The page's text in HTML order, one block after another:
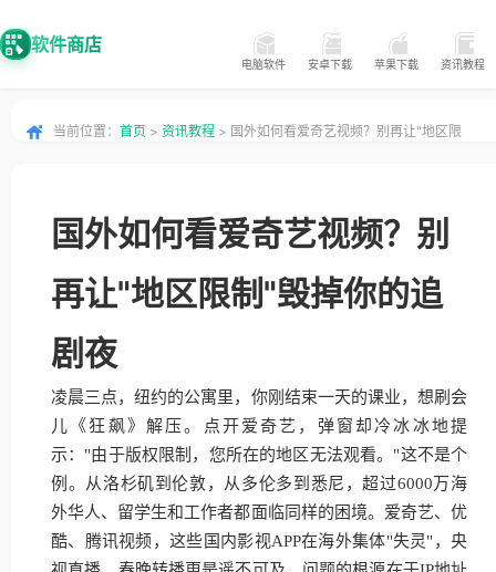
软件商店
电脑软件 安卓下载 苹果下载 资讯教程
当前位置： 首页 > 资讯教程 > 国外如何看爱奇艺视频？别再让"地区限
国外如何看爱奇艺视频？别
再让"地区限制"毁掉你的追
剧夜
凌晨三点，纽约的公寓里，你刚结束一天的课业，想刷会
儿《狂飙》解压。点开爱奇艺，弹窗却冷冰冰地提
示："由于版权限制，您所在的地区无法观看。"这不是个
例。从洛杉矶到伦敦，从多伦多到悉尼，超过6000万海
外华人、留学生和工作者都面临同样的困境。爱奇艺、优
酷、腾讯视频，这些国内影视APP在海外集体"失灵"，央